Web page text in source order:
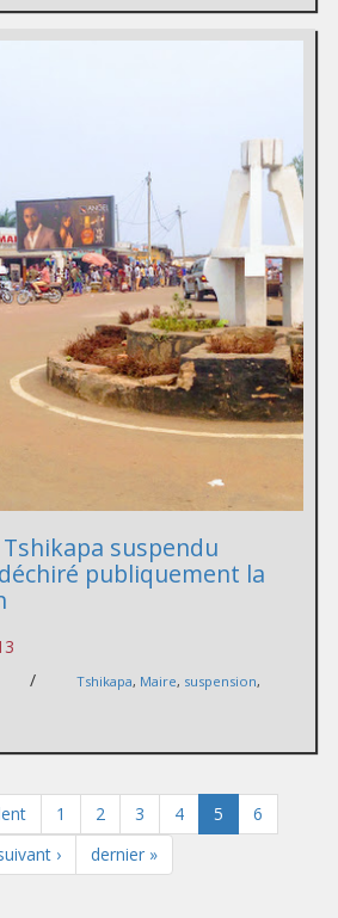
suspendu
publiquement la
/ Tshikapa, Maire, suspension,
1 2 3 4 5
6
› dernier »